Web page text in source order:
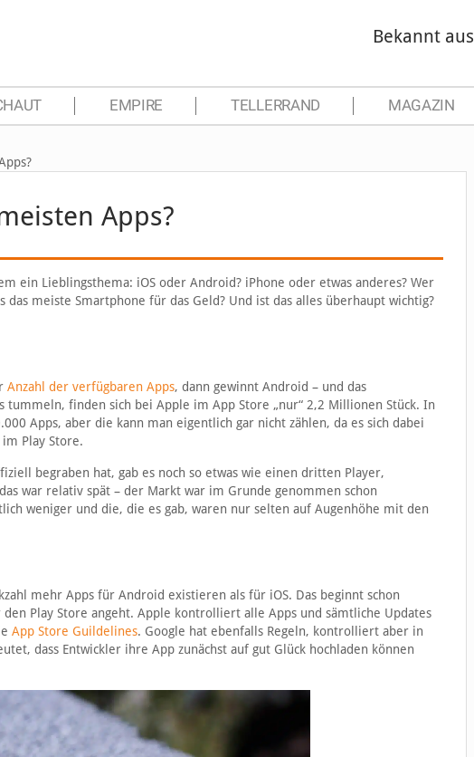
Bekannt aus
EMPIRE TELLERRAND MAGAZIN
Apps?
ein Lieblingsthema: iOS oder Android? iPhone oder etwas anderes? Wer
meiste Smartphone für das Geld? Und ist das alles überhaupt wichtig?
Anzahl der verfügbaren Apps, dann gewinnt Android – und das
finden sich bei Apple im App Store „nur“ 2,2 Millionen Stück. In
Apps, aber die kann man eigentlich gar nicht zählen, da es sich dabei
Play Store.
begraben hat, gab es noch so etwas wie einen dritten Player,
war relativ spät – der Markt war im Grunde genommen schon
weniger und die, die es gab, waren nur selten auf Augenhöhe mit den
mehr Apps für Android existieren als für iOS. Das beginnt schon
Play Store angeht. Apple kontrolliert alle Apps und sämtliche Updates
App Store Guildelines. Google hat ebenfalls Regeln, kontrolliert aber in
dass Entwickler ihre App zunächst auf gut Glück hochladen können